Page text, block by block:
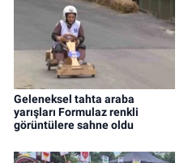
Geleneksel tahta araba
yarışları Formulaz renkli
görüntülere sahne oldu